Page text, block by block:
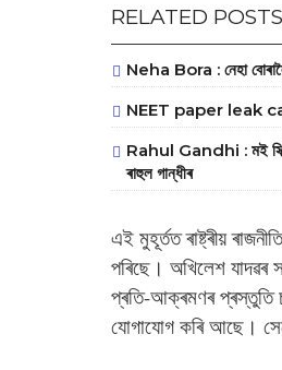
RELATED POSTS
Neha Bora : নেহা
NEET paper leak case
Rahul Gandhi : মই
ৰাহুল গান্ধীৰ
এই মুহূৰ্তত ৰাষ্ট্ৰীয়
পৰিছে। অখিলেশ যাদৱৰ
প্ৰতি-আক্ৰমণৰ প্ৰস্তুতি
যোগাযোগ কৰি আছে।